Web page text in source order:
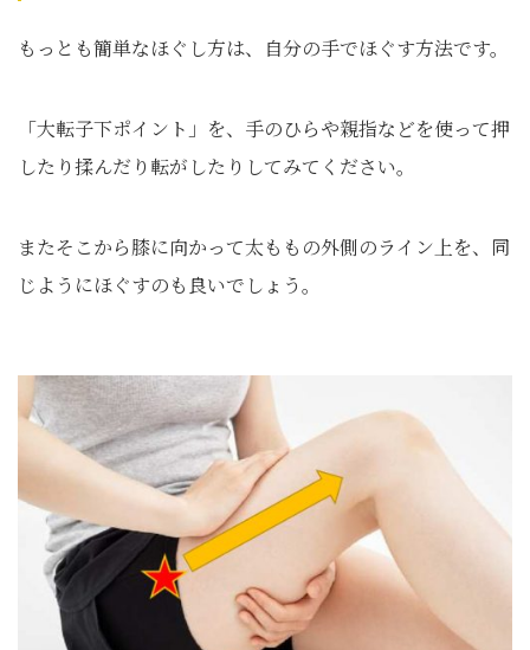
もっとも簡単なほぐし方は、自分の手でほぐす方法です。
「大転子下ポイント」を、手のひらや親指などを使って押
したり揉んだり転がしたりしてみてください。
またそこから膝に向かって太ももの外側のライン上を、同
じようにほぐすのも良いでしょう。